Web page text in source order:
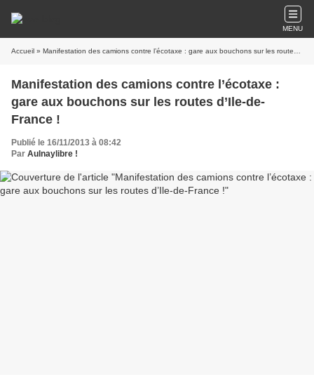
MENU
Accueil » Manifestation des camions contre l’écotaxe : gare aux bouchons sur les routes d’Ile-de-France !
Manifestation des camions contre l’écotaxe :
gare aux bouchons sur les routes d’Ile-de-
France !
Publié le 16/11/2013 à 08:42
Par Aulnaylibre !